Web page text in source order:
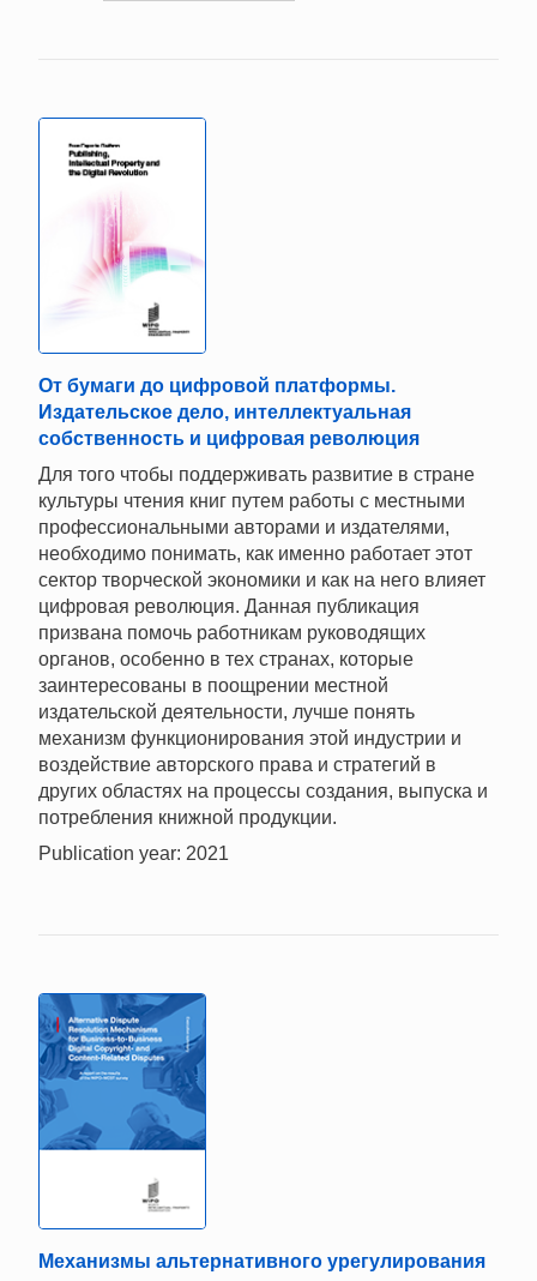
От бумаги до цифровой платформы.
Издательское дело, интеллектуальная
собственность и цифровая революция
Для того чтобы поддерживать развитие в стране
культуры чтения книг путем работы с местными
профессиональными авторами и издателями,
необходимо понимать, как именно работает этот
сектор творческой экономики и как на него влияет
цифровая революция. Данная публикация
призвана помочь работникам руководящих
органов, особенно в тех странах, которые
заинтересованы в поощрении местной
издательской деятельности, лучше понять
механизм функционирования этой индустрии и
воздействие авторского права и стратегий в
других областях на процессы создания, выпуска и
потребления книжной продукции.
Publication year: 2021
Механизмы альтернативного урегулирования